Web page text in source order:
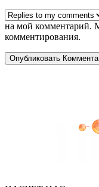
на мой комментарий.
комментирования.